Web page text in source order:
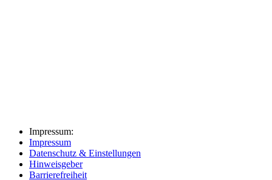
Impressum:
Impressum
Datenschutz & Einstellungen
Hinweisgeber
Barrierefreiheit